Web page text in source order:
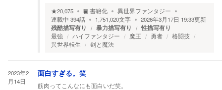
★20,075 書籍化
異世界ファンタジー
連載中 394話 1,751,020文字 2026年3月17日 19:33更新
残酷描写有り 暴力描写有り 性描写有り
最強 ハイファンタジー 魔王 勇者
格闘技
異世界転生
剣と魔法
2023年2
月14日
面白すぎる。笑
筋肉ってこんなにも面白いだ笑。